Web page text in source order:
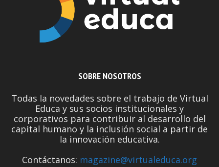
SOBRE NOSOTROS
Todas la novedades sobre el trabajo de Virtual
Educa y sus socios institucionales y
corporativos para contribuir al desarrollo del
capital humano y la inclusión social a partir de
la innovación educativa.
Contáctanos: magazine@virtualeduca.org